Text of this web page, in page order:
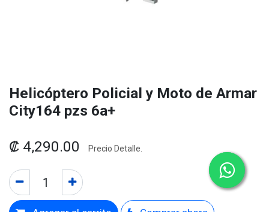
Helicóptero Policial y Moto de Armar
City164 pzs 6a+
₡ 4,290.00 Precio Detalle.